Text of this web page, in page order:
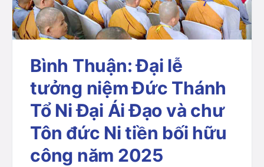
Bình Thuận: Đại lễ
tưởng niệm Đức Thánh
Tổ Ni Đại Ái Đạo và chư
Tôn đức Ni tiền bối hữu
công năm 2025